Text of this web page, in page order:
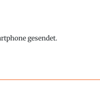
gesendet.